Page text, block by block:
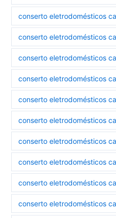
conserto eletrodomésticos
conserto eletrodomésticos
conserto eletrodomésticos
conserto eletrodomésticos
conserto eletrodomésticos
conserto eletrodomésticos
conserto eletrodomésticos
conserto eletrodomésticos
conserto eletrodomésticos
conserto eletrodomésticos